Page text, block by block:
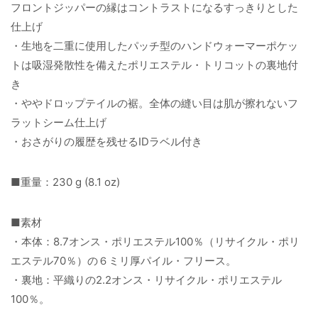
フロントジッパーの縁はコントラストになるすっきりとした
仕上げ
・生地を二重に使用したパッチ型のハンドウォーマーポケッ
トは吸湿発散性を備えたポリエステル・トリコットの裏地付
き
・ややドロップテイルの裾。全体の縫い目は肌が擦れないフ
ラットシーム仕上げ
・おさがりの履歴を残せるIDラベル付き
■重量：230 g (8.1 oz)
■素材
・本体：8.7オンス・ポリエステル100％（リサイクル・ポリ
エステル70％）の６ミリ厚パイル・フリース。
・裏地：平織りの2.2オンス・リサイクル・ポリエステル
100％。